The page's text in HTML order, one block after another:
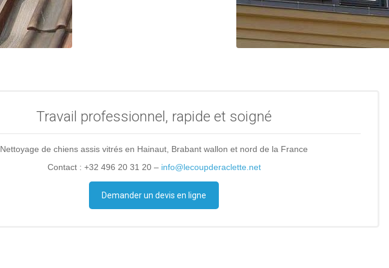
Travail professionnel, rapide et soigné
Nettoyage de chiens assis vitrés en Hainaut, Brabant wallon et nord de la France
Contact : +32 496 20 31 20 – info@lecoupderaclette.net
Demander un devis en ligne